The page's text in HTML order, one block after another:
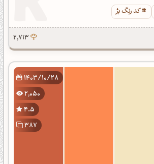
کد رنگ بژ
2,713
1403/10/28
2,050
4.5
387